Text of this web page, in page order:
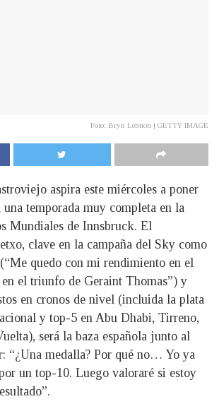
Foto: Bryn Lennon | GETTY IMAGE
aspira este miércoles a poner
temporada muy completa en la
Mundiales de Inns­bruck. El
clave en la campaña del Sky como
quedo con mi rendimiento en el
el triunfo de Geraint Thomas”) y
en cronos de nivel (incluida la plata
y top-5 en Abu Dhabi, Tirreno,
será la baza española junto al
“¿Una medalla? Por qué no… Yo ya
un top-10. Luego valoraré si estoy